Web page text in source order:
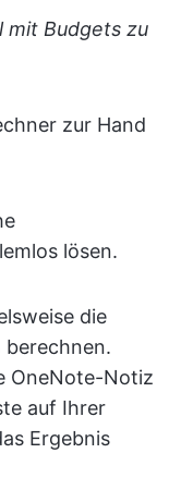
mit Budgets zu
zur Hand
lösen.
die
berechnen.
OneNote-Notiz
auf Ihrer
Ergebnis